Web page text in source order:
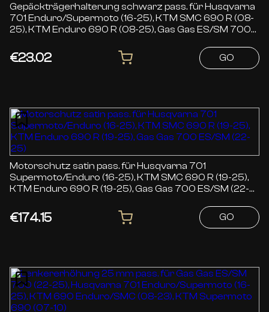
Gepäckträgerhalterung schwarz pass. für Husqvarna
701 Enduro/Supermoto (16-25), KTM SMC 690 R (08-
25), KTM Enduro 690 R (08-25), Gas Gas ES/SM 700
€23.02 GO
Motorschutz satin pass. für Husqvarna 701
Supermoto/Enduro (16-25), KTM SMC 690 R (19-25),
KTM Enduro 690 R (19-25), Gas Gas 700 ES/SM (22-
€174.15 GO